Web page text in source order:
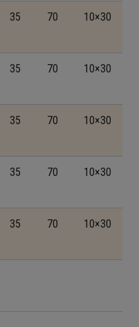
35 70 10×30
35 70 10×30
35 70 10×30
35 70 10×30
35 70 10×30